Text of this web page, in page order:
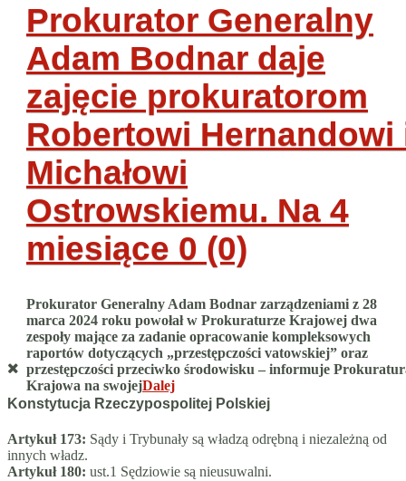
Prokurator Generalny
Adam Bodnar daje
zajęcie prokuratorom
Robertowi Hernandowi
Michałowi
Ostrowskiemu. Na 4
miesiące 0 (0)
Prokurator Generalny Adam Bodnar zarządzeniami z 28
marca 2024 roku powołał w Prokuraturze Krajowej dwa
zespoły mające za zadanie opracowanie kompleksowych
raportów dotyczących „przestępczości vatowskiej” oraz
przestępczości przeciwko środowisku – informuje
Krajowa na swojejDalej
Konstytucja Rzeczypospolitej Polskiej
Artykuł 173: Sądy i Trybunały są władzą odrębną i niezależną od
innych władz.
Artykuł 180: ust.1 Sędziowie są nieusuwalni.